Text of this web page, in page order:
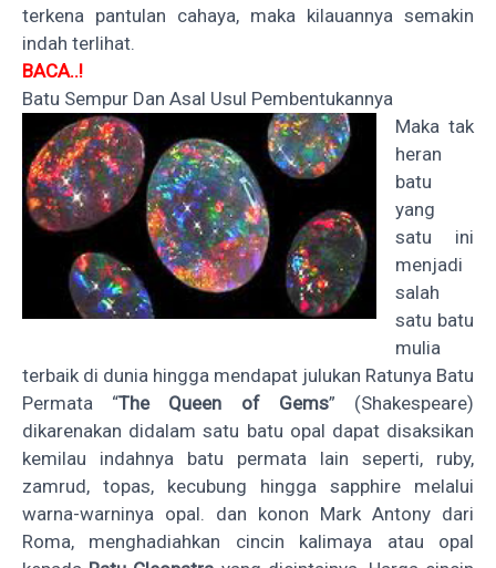
terkena pantulan cahaya, maka kilauannya semakin
indah terlihat.
BACA..!
Batu Sempur Dan Asal Usul Pembentukannya
Maka tak
heran
batu
yang
satu ini
menjadi
salah
satu batu
mulia
terbaik di dunia hingga mendapat julukan Ratunya Batu
Permata “The Queen of Gems” (Shakespeare)
dikarenakan didalam satu batu opal dapat disaksikan
kemilau indahnya batu permata lain seperti, ruby,
zamrud, topas, kecubung hingga sapphire melalui
warna-warninya opal. dan konon Mark Antony dari
Roma, menghadiahkan cincin kalimaya atau opal